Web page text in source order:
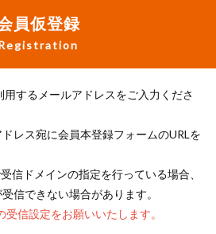
員仮登録
するメールアドレスをご入力くださ
レス宛に会員本登録フォームのURLを
信ドメインの指定を行っている場合、
信できない場合があります。
信設定をお願いいたします。